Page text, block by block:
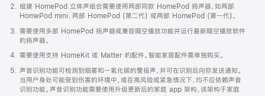
打
开)
组建 HomePod 立体声组合需要使用两部同款 HomePod 扬声器，如两部
HomePod mini、两部 HomePod (第二代) 或两部 HomePod (第一代)。
需要使用多部 HomePod 扬声器或兼容隔空播放功能并运行最新隔空播放软件
的扬声器。
需要使用支持 HomeKit 或 Matter 的配件。智能家居配件需单独购买。
声音识别功能可检测到烟雾和一氧化碳的警报声，并可在识别后向你发送通知。
当用户身处可能受到伤害的环境中，或在高风险或紧急情况下，均不应依赖声音
识别功能。声音识别功能需要使用升级更新后的家庭 app 架构，该架构于家庭